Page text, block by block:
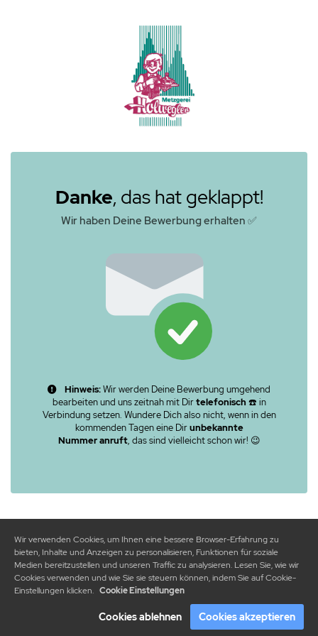
Danke, das hat geklappt!
Wir haben Deine Bewerbung erhalten ✅
Hinweis:Wir werden Deine Bewerbung umgehend
bearbeiten und uns zeitnah mit Dirtelefonisch ☎️ in
Verbindung setzen. Wundere Dich also nicht, wenn in den
kommenden Tagen eine Dirunbekannte
Nummer anruft, das sind vielleicht schon wir! 😉
Wir verwenden Cookies, um Ihnen eine bessere Browser-Erfahrung zu
bieten, Inhalte und Anzeigen zu personalisieren, Funktionen für soziale
Medien bereitzustellen und unseren Traffic zu analysieren. Lesen Sie, wie wir
Cookies verwenden und wie Sie sie steuern können, indem Sie auf Cookie-
Einstellungen klicken. Cookie Einstellungen
Cookies ablehnen Cookies akzeptieren